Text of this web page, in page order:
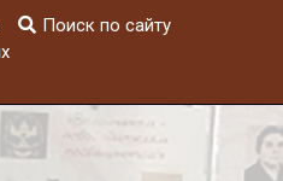
Поиск по сайту